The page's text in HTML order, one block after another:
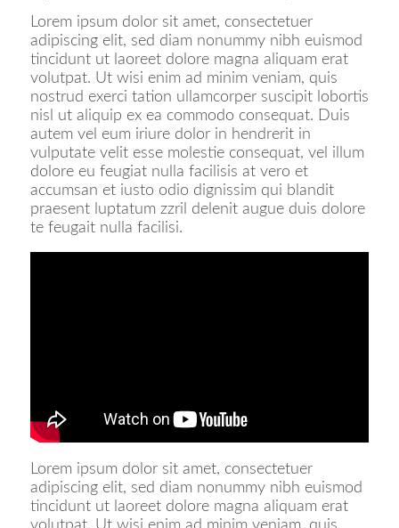
Lorem ipsum dolor sit amet, consectetuer
adipiscing elit, sed diam nonummy nibh euismod
tincidunt ut laoreet dolore magna aliquam erat
volutpat. Ut wisi enim ad minim veniam, quis
nostrud exerci tation ullamcorper suscipit lobortis
nisl ut aliquip ex ea commodo consequat. Duis
autem vel eum iriure dolor in hendrerit in
vulputate velit esse molestie consequat, vel illum
dolore eu feugiat nulla facilisis at vero et
accumsan et iusto odio dignissim qui blandit
praesent luptatum zzril delenit augue duis dolore
te feugait nulla facilisi.
Lorem ipsum dolor sit amet, consectetuer
adipiscing elit, sed diam nonummy nibh euismod
tincidunt ut laoreet dolore magna aliquam erat